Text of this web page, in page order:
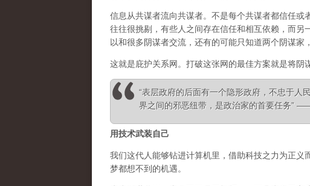
信息从共谋者流向共谋者。不是每个共谋者都信任
往往很挑剔，有些人之间存在信任和相互依赖，而
以和很多阴谋者交流，还有的可能只知道两个阴谋
这就是庇护关系网。打破这张网的最佳方案就是将阴
“表层政府的后面有一个隐形政府，不忠于人
界之间的邪恶纽带，是政治家的首要任务”
用技术武装自己
我们这代人能够钻进计算机里，借助科技之力为正
梦都想不到的机遇。